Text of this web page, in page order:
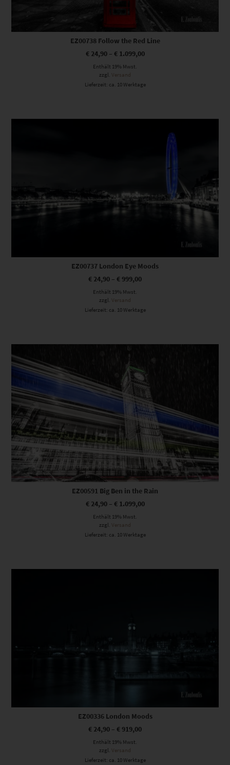
EZ00738 Follow the Red Line
€24,90– €1.099,00
Enthält 19% Mwst.
zzgl. Versand
Lieferzeit: ca. 10 Werktage
Dieses Produkt weist mehrere Varianten auf. Die Optionen können auf der Produktseite gewählt werden
EZ00737 London Eye Moods
€ 24,90 – € 999,00
Enthält 19% Mwst.
zzgl.
Versand
Lieferzeit: ca. 10 Werktage
Dieses Produkt weist mehrere Varianten auf. Die Optionen können auf der Produktseite gewählt werden
EZ00591 Big Ben in the Rain
€24,90– €1.099,00
Enthält 19% Mwst.
zzgl. Versand
Lieferzeit: ca. 10 Werktage
Dieses Produkt weist mehrere Varianten auf. Die Optionen können auf der Produktseite gewählt werden
EZ00336 London Moods
€ 24,90 – € 919,00
Enthält 19% Mwst.
zzgl.
Versand
Lieferzeit: ca. 10 Werktage